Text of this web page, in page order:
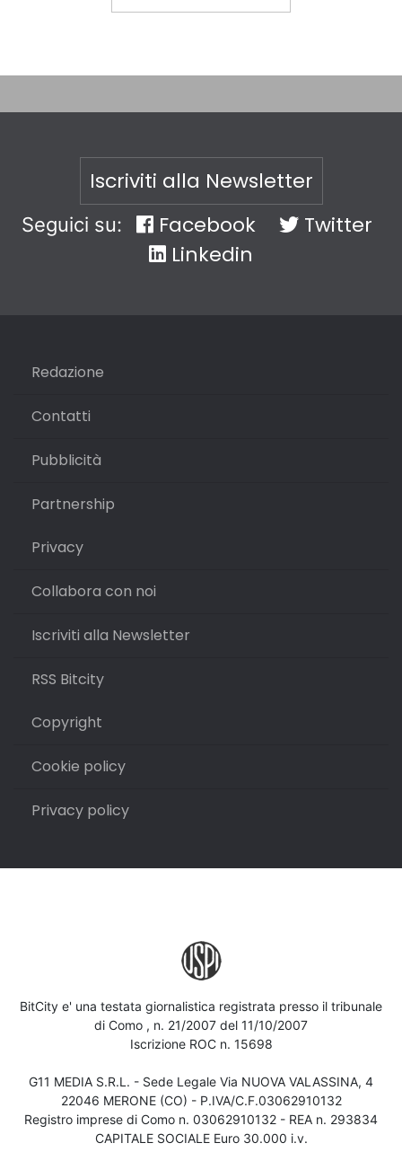
Iscriviti alla Newsletter
Seguici su: Facebook
Twitter
Linkedin
Redazione
Contatti
Pubblicità
Partnership
Privacy
Collabora con noi
Iscriviti alla Newsletter
RSS Bitcity
Copyright
Cookie policy
Privacy policy
BitCity e' una testata giornalistica registrata presso il tribunale
di Como , n. 21/2007 del 11/10/2007
Iscrizione ROC n. 15698
G11 MEDIA S.R.L. - Sede Legale Via NUOVA VALASSINA, 4
22046 MERONE (CO) - P.IVA/C.F.03062910132
Registro imprese di Como n. 03062910132 - REA n. 293834
CAPITALE SOCIALE Euro 30.000 i.v.